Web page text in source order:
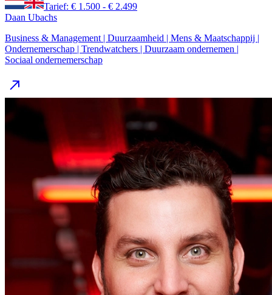
Tarief: € 1.500 - € 2.499
Daan Ubachs
Business & Management | Duurzaamheid | Mens & Maatschappij |
Ondernemerschap | Trendwatchers | Duurzaam ondernemen |
Sociaal ondernemerschap